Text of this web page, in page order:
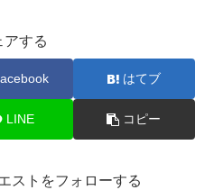
アする
はてブ
LINE コピー
ストをフォローする